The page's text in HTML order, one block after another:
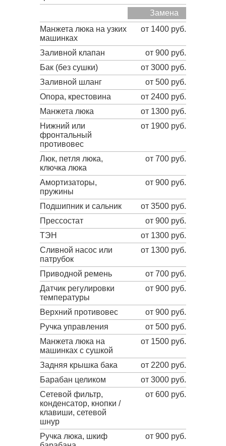
Замена
Манжета люка на узких
машинках
от 1400 руб.
Заливной клапан
от 900 руб.
Бак (без сушки)
от 3000 руб.
Заливной шланг
от 500 руб.
Опора, крестовина
от 2400 руб.
Манжета люка
от 1300 руб.
Нижний или
фронтальный
противовес
от 1900 руб.
Люк, петля люка,
ключка люка
от 700 руб.
Амортизаторы,
пружины
от 900 руб.
Подшипник и сальник
от 3500 руб.
Прессостат
от 900 руб.
ТЭН
от 1300 руб.
Сливной насос или
патрубок
от 1300 руб.
Приводной ремень
от 700 руб.
Датчик регулировки
температуры
от 900 руб.
Верхний противовес
от 900 руб.
Ручка управления
от 500 руб.
Манжета люка на
машинках с сушкой
от 1500 руб.
Задняя крышка бака
от 2200 руб.
Барабан целиком
от 3000 руб.
Сетевой фильтр,
конденсатор, кнопки /
клавиши, сетевой
шнур
от 600 руб.
Ручка люка, шкиф
от 900 руб.